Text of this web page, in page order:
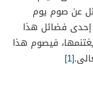
عن صوم يوم
إحدى فضائل هذا
فيصوم هذا
[1]